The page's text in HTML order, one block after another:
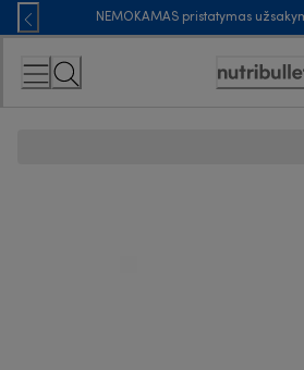
Skip
to
Content
NEMOKAMAS pristatymas